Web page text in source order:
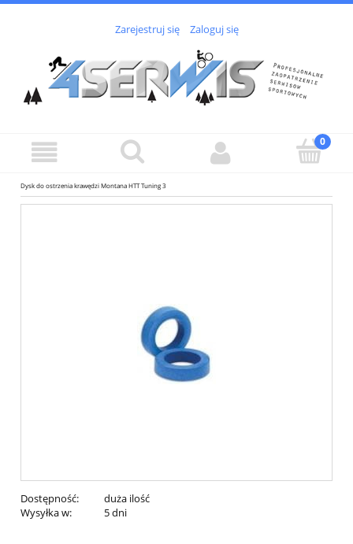
Zarejestruj się Zaloguj się
Dysk do ostrzenia krawędzi Montana HTT Tuning 3
Dostępność:
duża ilość
Wysyłka w:
5 dni